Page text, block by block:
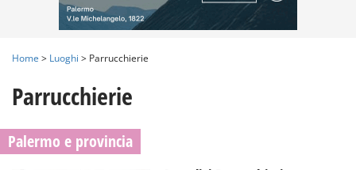
Home > Luoghi > Parrucchierie
Parrucchierie
Palermo e provincia